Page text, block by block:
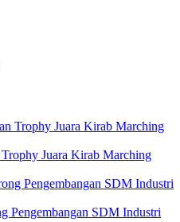
Juara Kirab Marching
Pengembangan SDM Industri